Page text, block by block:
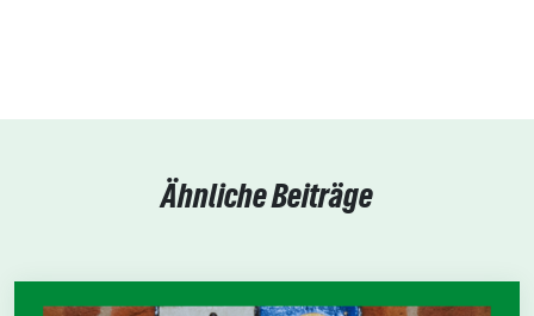
Ähnliche Beiträge